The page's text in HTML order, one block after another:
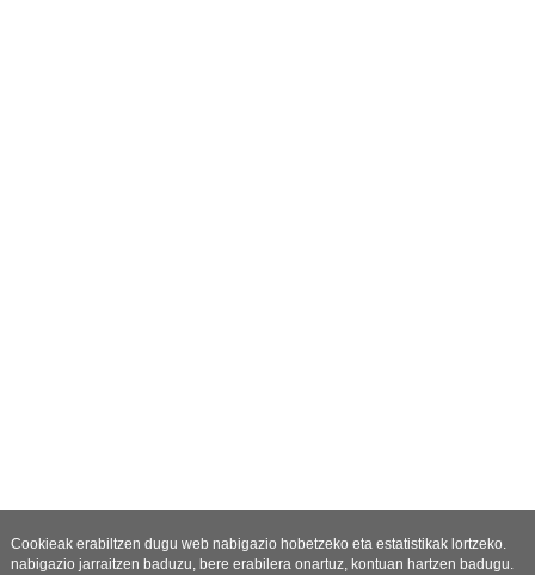
Cookieak erabiltzen dugu web nabigazio hobetzeko eta estatistikak lortzeko.
nabigazio jarraitzen baduzu, bere erabilera onartuz, kontuan hartzen badugu.